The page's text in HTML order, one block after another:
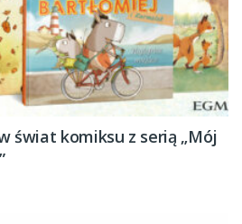
świat komiksu z serią „Mój